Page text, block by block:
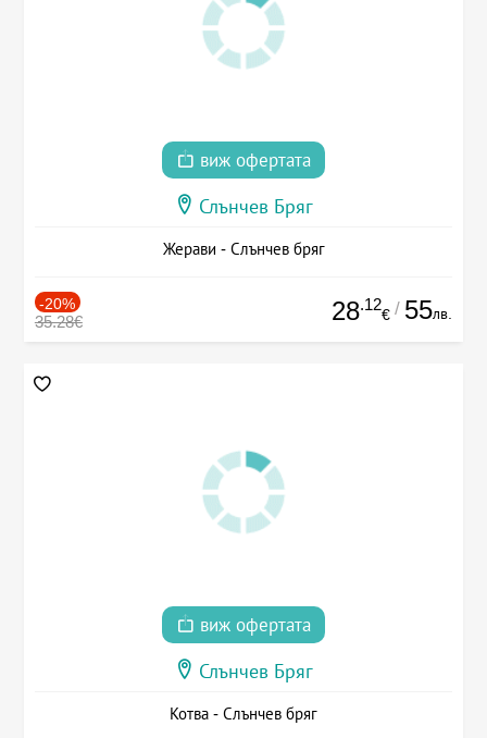
виж офертата
Слънчев Бряг
Жерави - Слънчев бряг
-20%
35.28€ 28.12
€ / 55лв.
виж офертата
Слънчев Бряг
Котва - Слънчев бряг